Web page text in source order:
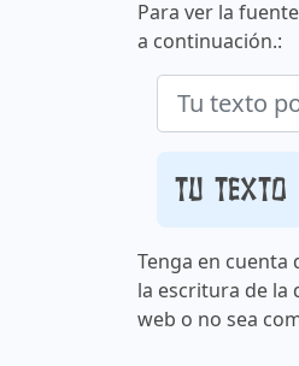
Para ver la
a continuación.:
Tu texto
Tenga en
la escritura de la
web o no sea